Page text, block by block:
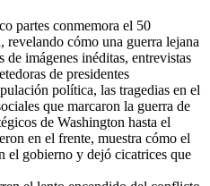
partes conmemora el 50
revelando cómo una guerra lejana
imágenes inéditas, entrevistas
de presidentes
política, las tragedias en el
que marcaron la guerra de
de Washington hasta el
en el frente, muestra cómo el
el gobierno y dejó cicatrices que